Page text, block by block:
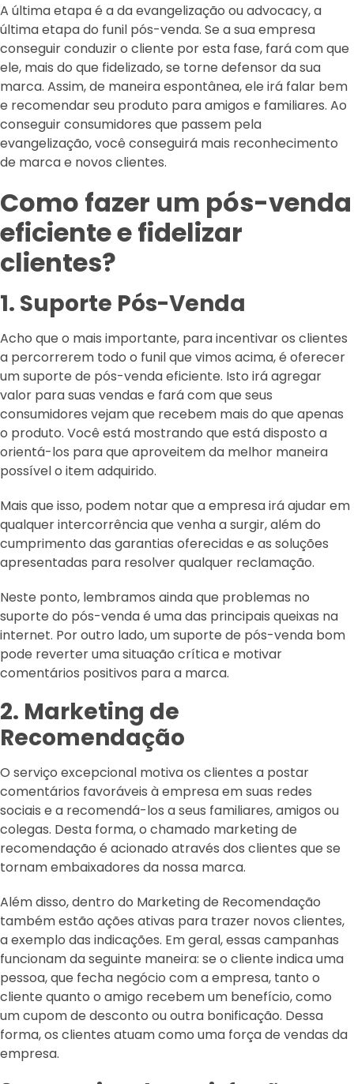
A última etapa é a da evangelização ou advocacy, a
última etapa do funil pós-venda. Se a sua empresa
conseguir conduzir o cliente por esta fase, fará com que
ele, mais do que fidelizado, se torne defensor da sua
marca. Assim, de maneira espontânea, ele irá falar bem
e recomendar seu produto para amigos e familiares. Ao
conseguir consumidores que passem pela
evangelização, você conseguirá mais reconhecimento
de marca e novos clientes.
Como fazer um pós-venda
eficiente e fidelizar
clientes?
1. Suporte Pós-Venda
Acho que o mais importante, para incentivar os clientes
a percorrerem todo o funil que vimos acima, é oferecer
um suporte de pós-venda eficiente. Isto irá agregar
valor para suas vendas e fará com que seus
consumidores vejam que recebem mais do que apenas
o produto. Você está mostrando que está disposto a
orientá-los para que aproveitem da melhor maneira
possível o item adquirido.
Mais que isso, podem notar que a empresa irá ajudar em
qualquer intercorrência que venha a surgir, além do
cumprimento das garantias oferecidas e as soluções
apresentadas para resolver qualquer reclamação.
Neste ponto, lembramos ainda que problemas no
suporte do pós-venda é uma das principais queixas na
internet. Por outro lado, um suporte de pós-venda bom
pode reverter uma situação crítica e motivar
comentários positivos para a marca.
2. Marketing de
Recomendação
O serviço excepcional motiva os clientes a postar
comentários favoráveis ​​à empresa em suas redes
sociais e a recomendá-los a seus familiares, amigos ou
colegas. Desta forma, o chamado marketing de
recomendação é acionado através dos clientes que se
tornam embaixadores da nossa marca.
Além disso, dentro do Marketing de Recomendação
também estão ações ativas para trazer novos clientes,
a exemplo das indicações. Em geral, essas campanhas
funcionam da seguinte maneira: se o cliente indica uma
pessoa, que fecha negócio com a empresa, tanto o
cliente quanto o amigo recebem um benefício, como
um cupom de desconto ou outra bonificação. Dessa
forma, os clientes atuam como uma força de vendas da
empresa.